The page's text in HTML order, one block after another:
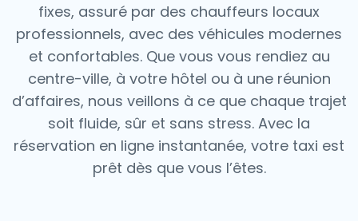
fixes, assuré par des chauffeurs locaux
professionnels, avec des véhicules modernes
et confortables. Que vous vous rendiez au
centre-ville, à votre hôtel ou à une réunion
d’affaires, nous veillons à ce que chaque trajet
soit fluide, sûr et sans stress. Avec la
réservation en ligne instantanée, votre taxi est
prêt dès que vous l’êtes.